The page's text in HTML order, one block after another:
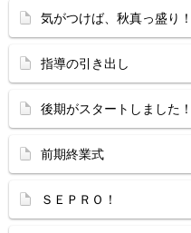
気がつけば、秋真っ盛り！
指導の引き出し
後期がスタートしました！
前期終業式
ＳＥＰＲＯ！